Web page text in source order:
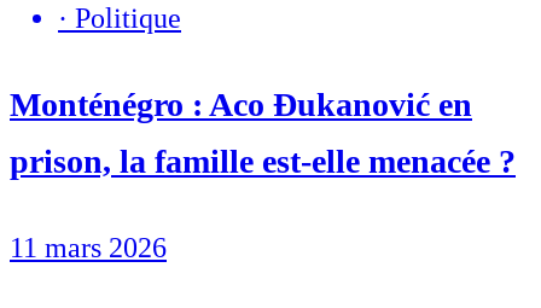
· Politique
Monténégro : Aco Đukanović en
prison, la famille est-elle menacée ?
11 mars 2026